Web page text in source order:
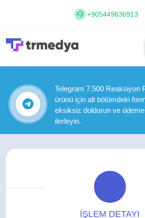
+905449636913
Telegram 7.500 Reaksiyon
ürünü için alt bölümdeki
eksiksiz doldurun ve ödeme
ilerleyin.
İŞLEM DETAYI